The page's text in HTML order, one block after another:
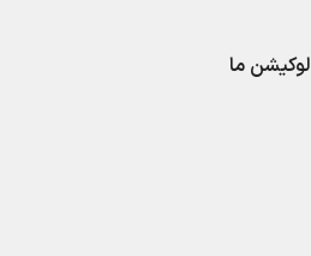
لوکیشن ما